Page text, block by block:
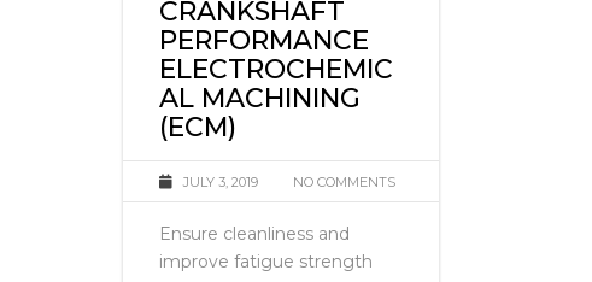
IMPROVE
CRANKSHAFT
PERFORMANCE
ELECTROCHEMIC
AL MACHINING
(ECM)
Ensure cleanliness and